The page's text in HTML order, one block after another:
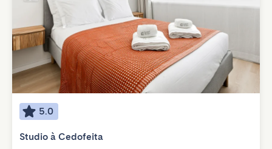
5.0
Studio à Cedofeita